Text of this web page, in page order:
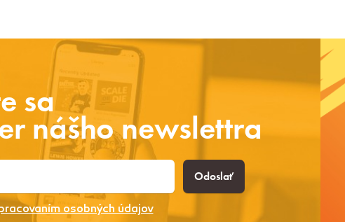
sa
nášho newslettra
Odoslať
osobných údajov